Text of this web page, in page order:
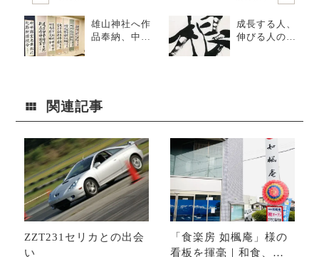
雄山神社へ作
品奉納、中野
成長する人、
伸びる人の特
関連記事
ZZT231セリカとの出会
い
「食楽房 如楓庵」様の
看板を揮毫｜和食、日